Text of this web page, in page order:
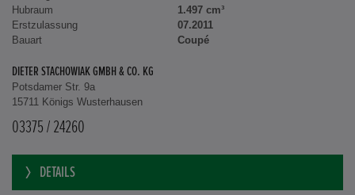
Hubraum
1.497 cm³
Erstzulassung
07.2011
Bauart
Coupé
DIETER STACHOWIAK GMBH & CO. KG
Potsdamer Str. 9a
15711 Königs Wusterhausen
03375 / 24260
DETAILS